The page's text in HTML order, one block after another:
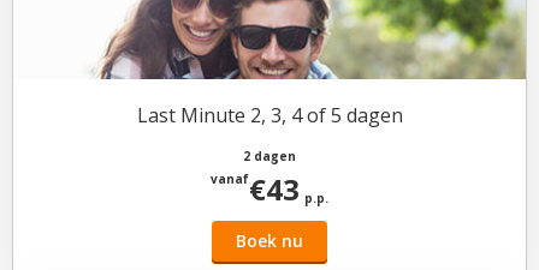
Last Minute 2, 3, 4 of 5 dagen
2 dagen
vanaf€43 p.p.
Boek nu